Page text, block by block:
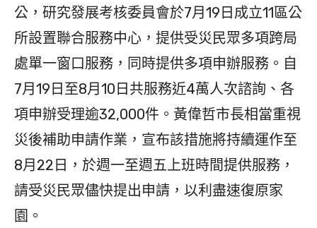
公，研究發展考核委員會於7月19日成立11區公
所設置聯合服務中心，提供受災民眾多項跨局
處單一窗口服務，同時提供多項申辦服務。自
7月19日至8月10日共服務近4萬人次諮詢、各
項申辦受理逾32,000件。黃偉哲市長相當重視
災後補助申請作業，宣布該措施將持續運作至
8月22日，於週一至週五上班時間提供服務，
請受災民眾儘快提出申請，以利盡速復原家
園。